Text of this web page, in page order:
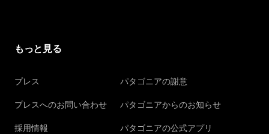
もっと見る
プレス
プレスへのお問い合わせ
採用情報
パタゴニアの謝意
パタゴニアからのお知らせ
パタゴニアの公式アプリ